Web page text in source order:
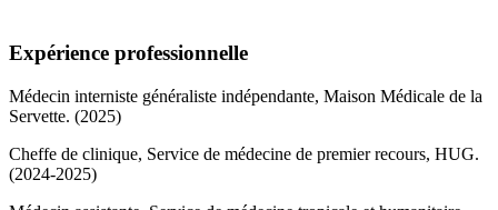
Expérience professionnelle
Médecin interniste généraliste indépendante, Maison Médicale de la
Servette. (2025)
Cheffe de clinique, Service de médecine de premier recours, HUG.
(2024-2025)